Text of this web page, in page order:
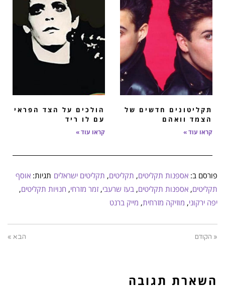
תקליטונים חדשים של
הצמד וואהם
קראו עוד »
הולכים על הצד הפראי
עם לו ריד
קראו עוד »
פורסם ב: אספנות תקליטים, תקליטים, תקליטים ישראלים תגיות: אוסף
תקליטים, אספנות תקליטים, בעז שרעבי, זמר מזרחי, חנויות תקליטים,
יפה ירקוני, מוזיקה מזרחית, מייק ברנט
« הקודם הבא »
השארת תגובה